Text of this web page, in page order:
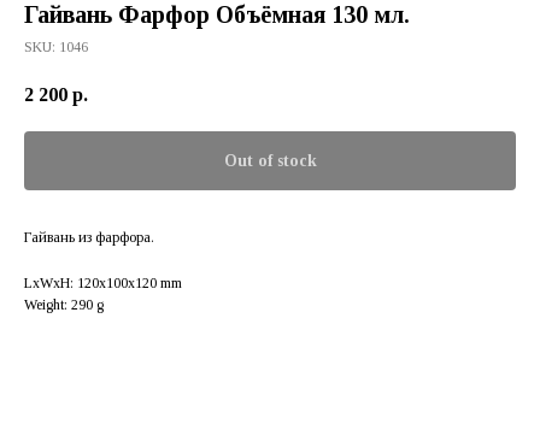
Гайвань Фарфор Объёмная 130 мл.
SKU: 1046
2 200 р.
Out of stock
Гайвань из фарфора.
LxWxH: 120x100x120 mm
Weight: 290 g